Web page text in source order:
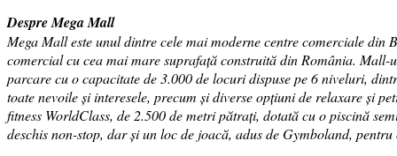
Despre Mega Mall
Mega Mall este unul dintre cele mai moderne centre comerciale
comercial cu cea mai mare suprafață construită din România.
parcare cu o capacitate de 3.000 de locuri dispuse pe 6 niveluri,
toate nevoile și interesele, precum și diverse opțiuni de relaxare și
fitness WorldClass, de 2.500 de metri pătrați, dotată cu o piscină
deschis non-stop, dar și un loc de joacă, adus de Gymboland,